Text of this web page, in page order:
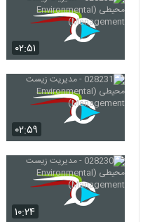
227
228
(Complex Engineered Systems)
(Complex Engineered Systems)
۵۳۰ بازدید
۰۲:۵۱
۰۲:۵۹
۱۰:۲۴